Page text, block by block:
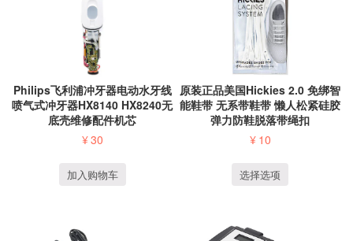
Philips飞利浦冲牙器电动水牙线
喷气式冲牙器HX8140 HX8240无
底壳维修配件机芯
¥30
加入购物车
原装正品美国Hickies 2.0 免绑智
能鞋带 无系带鞋带 懒人松紧硅胶
弹力防鞋脱落带绳扣
¥ 10
选择选项